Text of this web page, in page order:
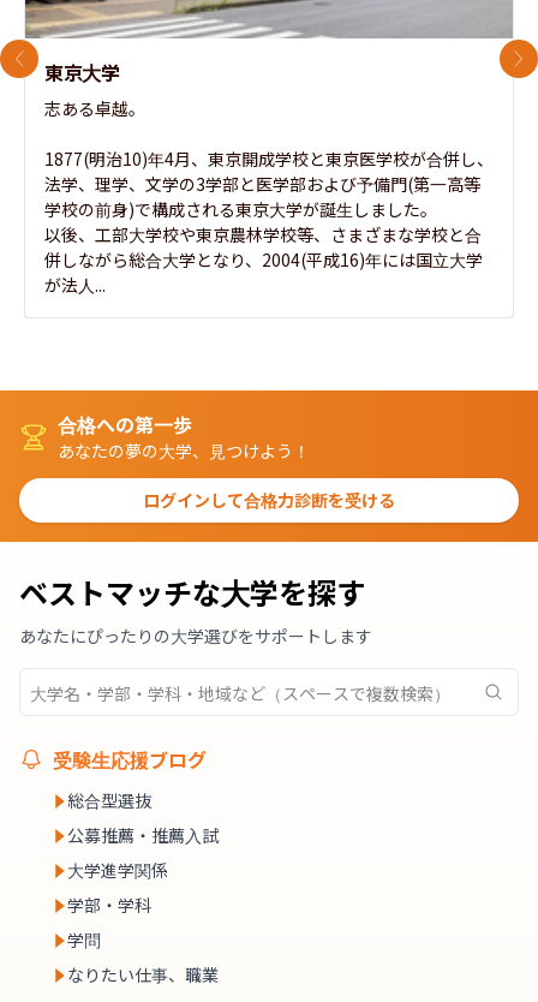
東京大学
志ある卓越。
1877(明治10)年4月、東京開成学校と東京医学校が合併し、
法学、理学、文学の3学部と医学部および予備門(第一高等
学校の前身)で構成される東京大学が誕生しました。
以後、工部大学校や東京農林学校等、さまざまな学校と合
併しながら総合大学となり、2004(平成16)年には国立大学
が法人...
前のスライド 次
合格への第一歩
あなたの夢の大学、見つけよう！
ログインして合格力診断を受ける
ベストマッチな大学を探す
あなたにぴったりの大学選びをサポートします
受験生応援ブログ
総合型選抜
公募推薦・推薦入試
大学進学関係
学部・学科
学問
なりたい仕事、職業